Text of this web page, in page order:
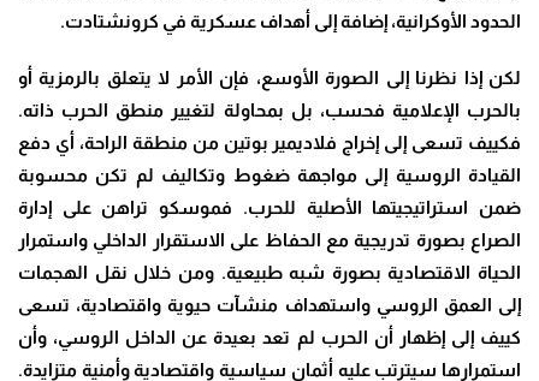
الحدود الأوكرانية، إضافة إلى أهداف عسكرية في كرونشتادت.
لكن إذا نظرنا إلى الصورة الأوسع، فإن الأمر لا يتعلق بالرمزية أو
بالحرب الإعلامية فحسب، بل بمحاولة لتغيير منطق الحرب ذاته.
فكييف تسعى إلى إخراج فلاديمير بوتين من منطقة الراحة، أي دفع
القيادة الروسية إلى مواجهة ضغوط وتكاليف لم تكن محسوبة
ضمن استراتيجيتها الأصلية للحرب. فموسكو تراهن على إدارة
الصراع بصورة تدريجية مع الحفاظ على الاستقرار الداخلي واستمرار
الحياة الاقتصادية بصورة شبه طبيعية. ومن خلال نقل الهجمات
إلى العمق الروسي واستهداف منشآت حيوية واقتصادية، تسعى
كييف إلى إظهار أن الحرب لم تعد بعيدة عن الداخل الروسي، وأن
استمرارها سيترتب عليه أثمان سياسية واقتصادية وأمنية متزايدة.